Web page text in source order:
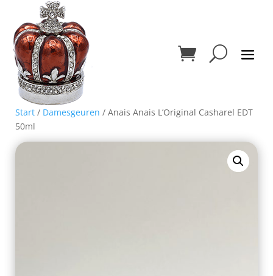
Start / Damesgeuren / Anais Anais L’Original Casharel EDT
50ml